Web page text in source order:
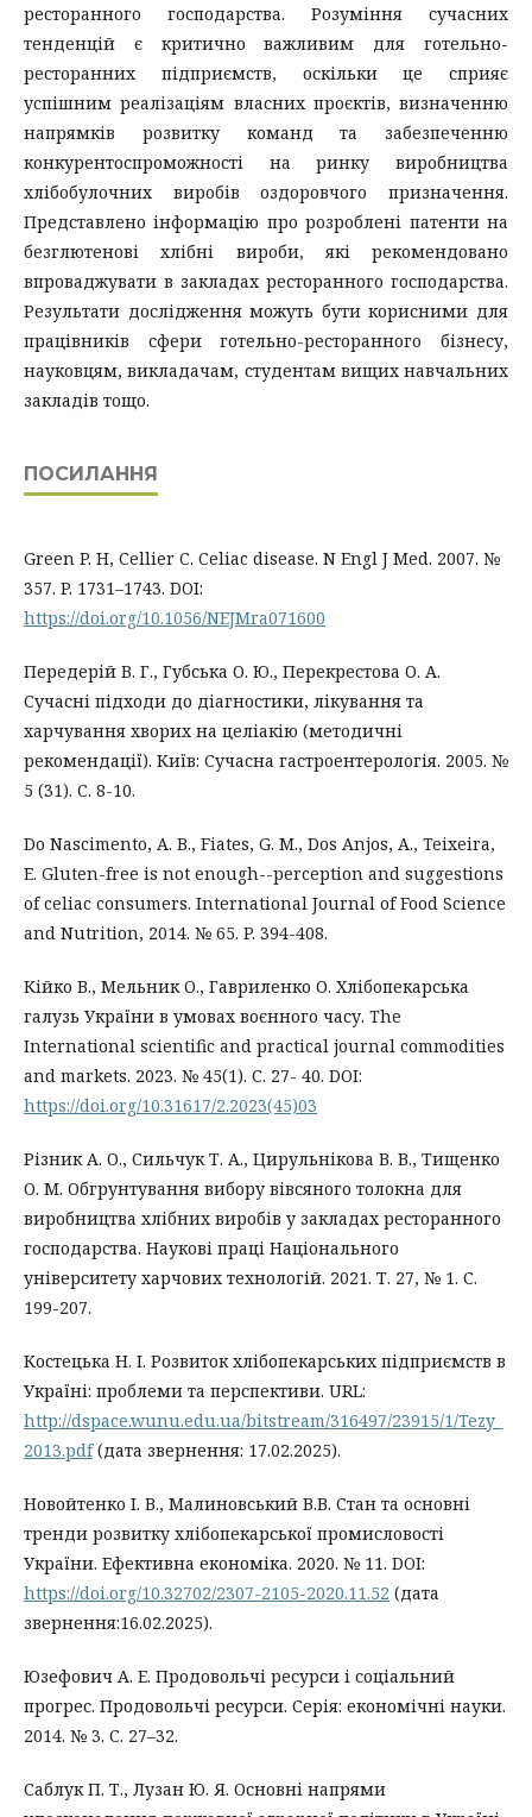
ресторанного господарства. Розуміння сучасних
тенденцій є критично важливим для готельно-
ресторанних підприємств, оскільки це сприяє
успішним реалізаціям власних проєктів, визначенню
напрямків розвитку команд та забезпеченню
конкурентоспроможності на ринку виробництва
хлібобулочних виробів оздоровчого призначення.
Представлено інформацію про розроблені патенти на
безглютенові хлібні вироби, які рекомендовано
впроваджувати в закладах ресторанного господарства.
Результати дослідження можуть бути корисними для
працівників сфери готельно-ресторанного бізнесу,
науковцям, викладачам, студентам вищих навчальних
закладів тощо.
ПОСИЛАННЯ
Green P. H, Cellier C. Celiac disease. N Engl J Med. 2007. №
357. P. 1731–1743. DOI:
https://doi.org/10.1056/NEJMra071600
Передерій В. Г., Губська О. Ю., Перекрестова О. А.
Сучасні підходи до діагностики, лікування та
харчування хворих на целіакію (методичні
рекомендації). Київ: Cучасна гастроентерологія. 2005. №
5 (31). С. 8-10.
Do Nascimento, A. B., Fiates, G. M., Dos Anjos, A., Teixeira,
E. Gluten-free is not enough--perception and suggestions
of celiac consumers. International Journal of Food Science
and Nutrition, 2014. № 65. P. 394-408.
Кійко В., Мельник О., Гавриленко О. Хлібопекарська
галузь України в умовах воєнного часу. The
International scientific and practical journal commodities
and markets. 2023. № 45(1). С. 27- 40. DOI:
https://doi.org/10.31617/2.2023(45)03
Різник А. О., Сильчук Т. А., Цирульнікова В. В., Тищенко
О. М. Обгрунтування вибору вівсяного толокна для
виробництва хлібних виробів у закладах ресторанного
господарства. Наукові праці Національного
університету харчових технологій. 2021. Т. 27, № 1. С.
199-207.
Костецька Н. І. Розвиток хлібопекарських підприємств в
Україні: проблеми та перспективи. URL:
http://dspace.wunu.edu.ua/bitstream/316497/23915/1/Tezy_
2013.pdf(дата звернення: 17.02.2025).
Новойтенко І. В., Малиновський В.В. Стан та основні
тренди розвитку хлібопекарської промисловості
України. Ефективна економіка. 2020. № 11. DOI:
https://doi.org/10.32702/2307-2105-2020.11.52 (дата
звернення:16.02.2025).
Юзефович А. Е. Продовольчі ресурси і соціальний
прогрес. Продовольчі ресурси. Серія: економічні науки.
2014. № 3. С. 27–32.
Саблук П. Т., Лузан Ю. Я. Основні напрями